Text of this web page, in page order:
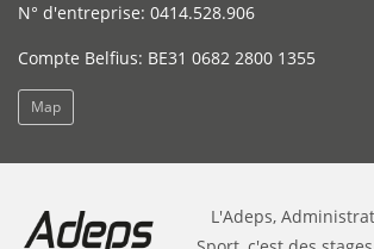
N° d'entreprise: 0414.528.906
Compte Belfius: BE31 0682 2800 1355
Map
L'Adeps,